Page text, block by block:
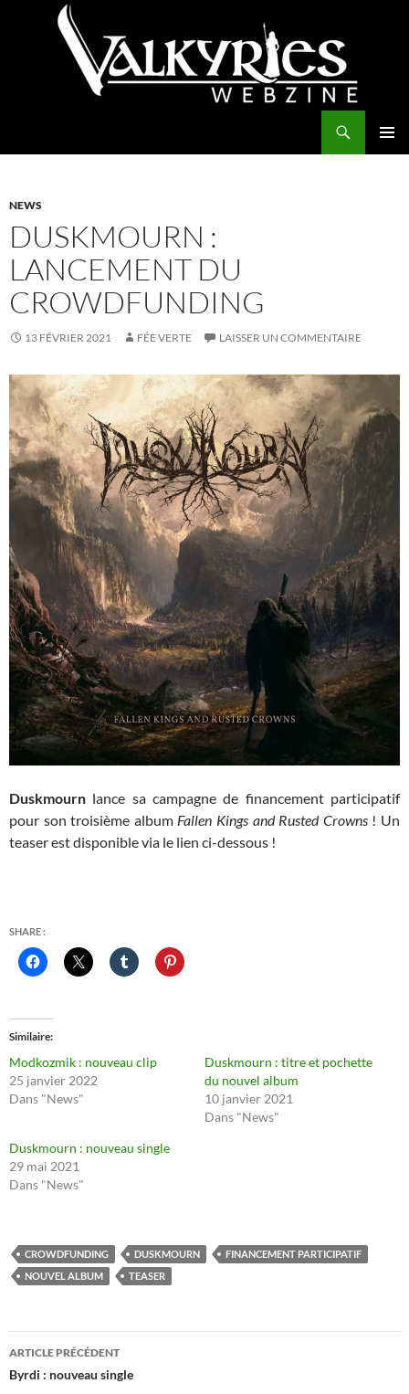
NEWS
DUSKMOURN :
LANCEMENT DU
CROWDFUNDING
13 FÉVRIER 2021 FÉE VERTE LAISSER UN COMMENTAIRE
Duskmourn lance sa campagne de financement participatif
pour son troisième album Fallen Kings and Rusted Crowns! Un
teaser est disponible via le lien ci-dessous !
SHARE :
Similaire
Modkozmik : nouveau clip
25 janvier 2022
Dans "News"
Duskmourn : titre et pochette
du nouvel album
10 janvier 2021
Dans "News"
Duskmourn : nouveau single
29 mai 2021
Dans "News"
CROWDFUNDING DUSKMOURN
FINANCEMENT PARTICIPATIF
NOUVEL ALBUM
TEASER
Navigation
des
ARTICLE PRÉCÉDENT
Byrdi : nouveau single